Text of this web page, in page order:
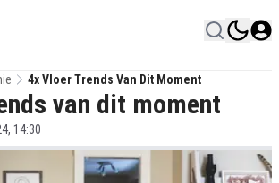
4x Vloer Trends Van Dit Moment
van dit moment
14:30